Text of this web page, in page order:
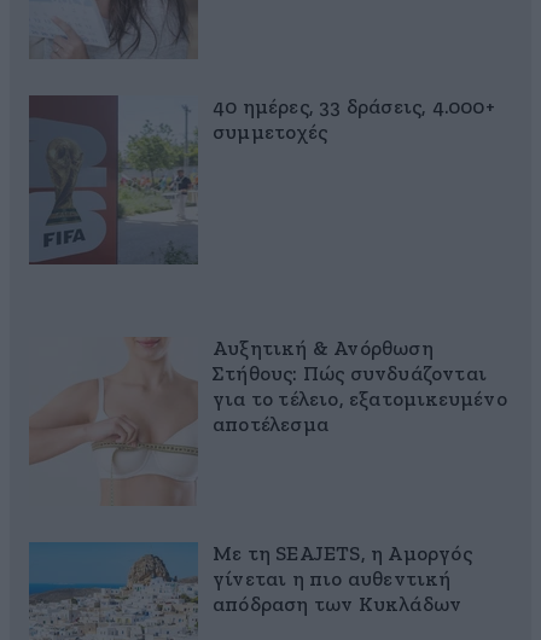
40 ημέρες, 33 δράσεις, 4.000+
συμμετοχές
Αυξητική & Ανόρθωση
Στήθους: Πώς συνδυάζονται
για το τέλειο, εξατομικευμένο
αποτέλεσμα
Με τη SEAJETS, η Αμοργός
γίνεται η πιο αυθεντική
απόδραση των Κυκλάδων